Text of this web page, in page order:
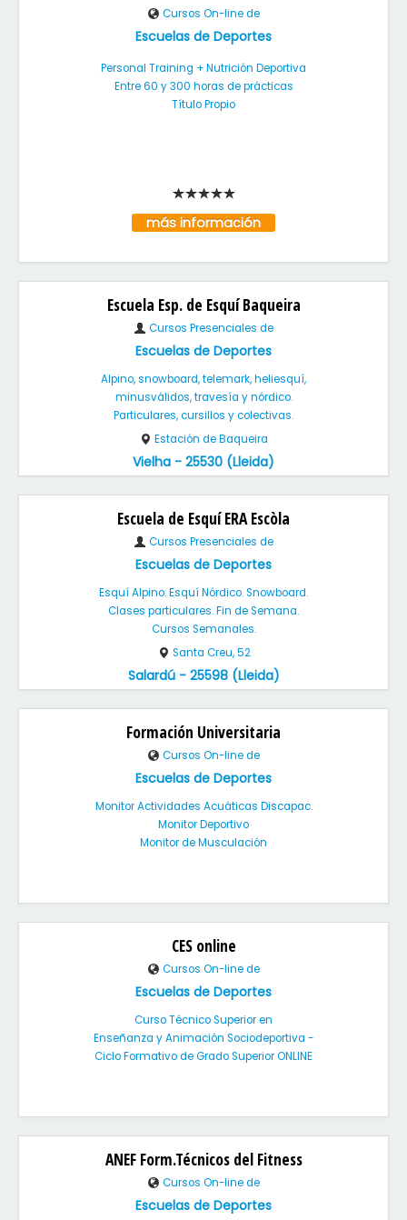
Cursos On-line de
Escuelas de Deportes
Personal Training + Nutrición Deportiva
Entre 60 y 300 horas de prácticas
Título Propio
más información
Escuela Esp. de Esquí Baqueira
Cursos Presenciales de
Escuelas de Deportes
Alpino, snowboard, telemark, heliesquí,
minusválidos, travesía y nórdico.
Particulares, cursillos y colectivas.
Estación de Baqueira
Vielha - 25530 (Lleida)
Escuela de Esquí ERA Escòla
Cursos Presenciales de
Escuelas de Deportes
Esquí Alpino. Esquí Nórdico. Snowboard.
Clases particulares. Fin de Semana.
Cursos Semanales.
Santa Creu, 52
Salardú - 25598 (Lleida)
Formación Universitaria
Cursos On-line de
Escuelas de Deportes
Monitor Actividades Acuáticas Discapac.
Monitor Deportivo
Monitor de Musculación
CES online
Cursos On-line de
Escuelas de Deportes
Curso Técnico Superior en
Enseñanza y Animación Sociodeportiva -
Ciclo Formativo de Grado Superior ONLINE
ANEF Form.Técnicos del Fitness
Cursos On-line de
Escuelas de Deportes